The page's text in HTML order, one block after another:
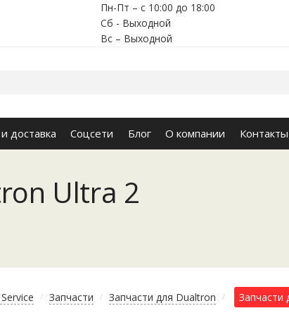
Пн-Пт – с 10:00 до 18:00
Сб - Выходной
Вс – Выходной
доставка Соцсети Блог О компании Контакты
Ultra 2
/ Запчасти / Запчасти для Dualtron /
Запчасти